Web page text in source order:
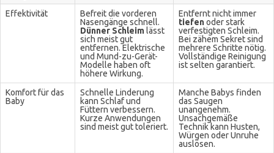
Effektivität
Befreit die vorderen
Nasengänge schnell.
Dünner Schleim lässt
sich meist gut
entfernen. Elektrische
und Mund-zu-Gerät-
Modelle haben oft
höhere Wirkung.
Entfernt nicht immer
tiefenoder stark
verfestigten Schleim.
Bei zähem Sekret sind
mehrere Schritte nötig.
Vollständige Reinigung
ist selten garantiert.
Komfort für das
Baby
Schnelle Linderung
kann Schlaf und
Füttern verbessern.
Kurze Anwendungen
sind meist gut toleriert.
Manche Babys finden
das Saugen
unangenehm.
Unsachgemäße
Technik kann Husten,
Würgen oder Unruhe
auslösen.